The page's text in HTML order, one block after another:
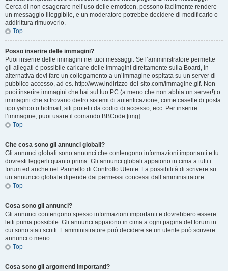
Cerca di non esagerare nell’uso delle emoticon, possono facilmente rendere
un messaggio illeggibile, e un moderatore potrebbe decidere di modificarlo o
addirittura rimuoverlo.
Top
Posso inserire delle immagini?
Puoi inserire delle immagini nei tuoi messaggi. Se l’amministratore permette
gli allegati è possibile caricare delle immagini direttamente sulla Board, in
alternativa devi fare un collegamento a un’immagine ospitata su un server di
pubblico accesso, ad es. http://www.indirizzo-del-sito.com/immagine.gif. Non
puoi inserire immagini che hai sul tuo PC (a meno che non abbia un server!) o
immagini che si trovano dietro sistemi di autenticazione, come caselle di posta
tipo yahoo o hotmail, siti protetti da codici di accesso, ecc. Per inserire
l’immagine, puoi usare il comando BBCode [img]
Top
Che cosa sono gli annunci globali?
Gli annunci globali sono annunci che contengono informazioni importanti e tu
dovresti leggerli quanto prima. Gli annunci globali appaiono in cima a tutti i
forum ed anche nel Pannello di Controllo Utente. La possibilità di scrivere su
un annuncio globale dipende dai permessi concessi dall’amministratore.
Top
Cosa sono gli annunci?
Gli annunci contengono spesso informazioni importanti e dovrebbero essere
letti prima possibile. Gli annunci appaiono in cima a ogni pagina del forum in
cui sono stati scritti. L’amministratore può decidere se un utente può scrivere
annunci o meno.
Top
Cosa sono gli argomenti importanti?